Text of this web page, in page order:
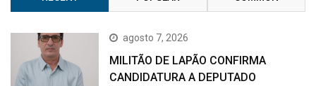
agosto 7, 2026
MILITÃO DE LAPÃO CONFIRMA
CANDIDATURA A DEPUTADO